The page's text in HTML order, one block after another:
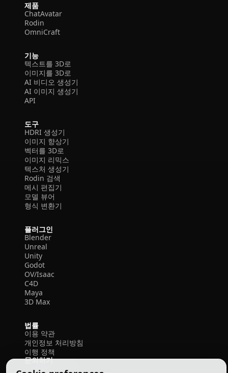
제품
ChatAvatar
Rodin
OmniCraft
기능
텍스트를 3D로
이미지를 3D로
AI 비디오 생성기
AI 이미지 생성기
API
도구
HDRI 생성기
이미지 향상기
벡터를 3D로
이미지 리믹스
텍스처 생성기
Rodin 검색
메시 편집기
모델 뷰어
형식 변환기
플러그인
Blender
Unreal
Unity
Godot
OV/Isaac
C4D
Maya
3D Max
법률
이용 약관
개인정보 처리방침
이행 정책
문의하기